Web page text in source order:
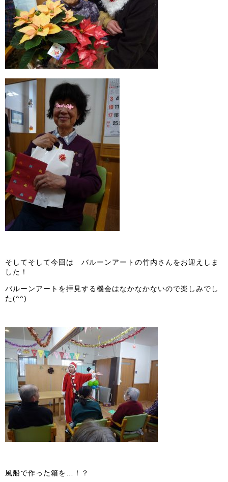
そしてそして今回は バルーンアートの竹内さんをお迎えしま
した！
バルーンアートを拝見する機会はなかなかないので楽しみでし
た(^^)
風船で作った箱を…！？